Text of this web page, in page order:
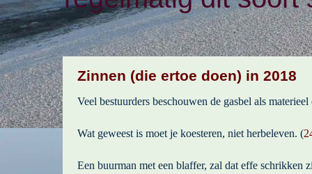
Zinnen (die ertoe doen) in 2018
Veel bestuurders beschouwen de gasbel als
Wat geweest is moet je koesteren, niet herbeleven. (
Een buurman met een blaffer, zal dat effe schrikken